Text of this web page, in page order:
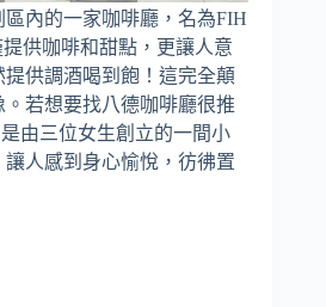
內的一家咖啡廳，名為FIH
供咖啡和甜點，更讓人意
供調酒喝到飽！這完全顛
若想要找八德咖啡廳很推
由三位女生創立的一間小
人感到身心愉悅，彷彿置